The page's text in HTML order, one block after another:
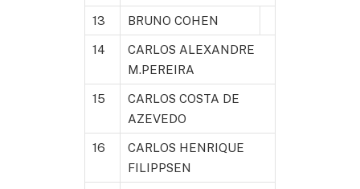
13 BRUNO COHEN
14
CARLOS ALEXANDRE
M.PEREIRA
15
CARLOS COSTA DE
AZEVEDO
16
CARLOS HENRIQUE
FILIPPSEN